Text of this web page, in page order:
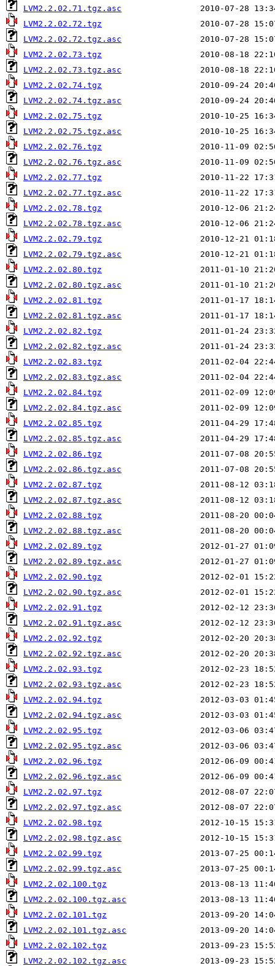
LVM2.2.02.71.tgz.asc
LVM2.2.02.72.tgz
LVM2.2.02.72.tgz.asc
LVM2.2.02.73.tgz
LVM2.2.02.73.tgz.asc
LVM2.2.02.74.tgz
LVM2.2.02.74.tgz.asc
LVM2.2.02.75.tgz
LVM2.2.02.75.tgz.asc
LVM2.2.02.76.tgz
LVM2.2.02.76.tgz.asc
LVM2.2.02.77.tgz
LVM2.2.02.77.tgz.asc
LVM2.2.02.78.tgz
LVM2.2.02.78.tgz.asc
LVM2.2.02.79.tgz
LVM2.2.02.79.tgz.asc
LVM2.2.02.80.tgz
LVM2.2.02.80.tgz.asc
LVM2.2.02.81.tgz
LVM2.2.02.81.tgz.asc
LVM2.2.02.82.tgz
LVM2.2.02.82.tgz.asc
LVM2.2.02.83.tgz
LVM2.2.02.83.tgz.asc
LVM2.2.02.84.tgz
LVM2.2.02.84.tgz.asc
LVM2.2.02.85.tgz
LVM2.2.02.85.tgz.asc
LVM2.2.02.86.tgz
LVM2.2.02.86.tgz.asc
LVM2.2.02.87.tgz
LVM2.2.02.87.tgz.asc
LVM2.2.02.88.tgz
LVM2.2.02.88.tgz.asc
LVM2.2.02.89.tgz
LVM2.2.02.89.tgz.asc
LVM2.2.02.90.tgz
LVM2.2.02.90.tgz.asc
LVM2.2.02.91.tgz
LVM2.2.02.91.tgz.asc
LVM2.2.02.92.tgz
LVM2.2.02.92.tgz.asc
LVM2.2.02.93.tgz
LVM2.2.02.93.tgz.asc
LVM2.2.02.94.tgz
LVM2.2.02.94.tgz.asc
LVM2.2.02.95.tgz
LVM2.2.02.95.tgz.asc
LVM2.2.02.96.tgz
LVM2.2.02.96.tgz.asc
LVM2.2.02.97.tgz
LVM2.2.02.97.tgz.asc
LVM2.2.02.98.tgz
LVM2.2.02.98.tgz.asc
LVM2.2.02.99.tgz
LVM2.2.02.99.tgz.asc
LVM2.2.02.100.tgz
LVM2.2.02.100.tgz.asc
LVM2.2.02.101.tgz
LVM2.2.02.101.tgz.asc
LVM2.2.02.102.tgz
LVM2.2.02.102.tgz.asc